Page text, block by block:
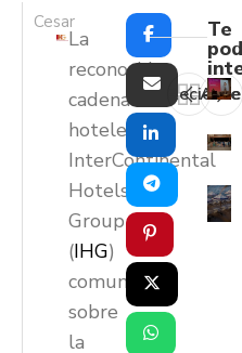
Cesar
La
reconocida
cadena
hotelera
InterContinental
Hotels
Group
(IHG)
comunicó
sobre
la
Reciente
Te